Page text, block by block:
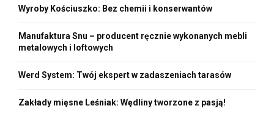
Wyroby Kościuszko: Bez chemii i konserwantów
Manufaktura Snu – producent ręcznie wykonanych mebli
metalowych i loftowych
Werd System: Twój ekspert w zadaszeniach tarasów
Zakłady mięsne Leśniak: Wędliny tworzone z pasją!